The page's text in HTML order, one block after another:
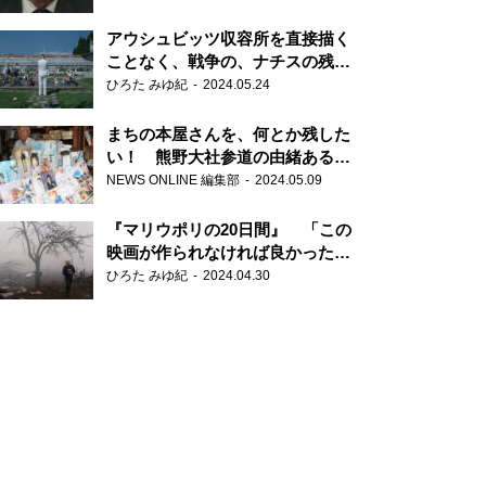
アウシュビッツ収容所を直接描く
ことなく、戦争の、ナチスの残虐
さが見える映画 『関心領域』
ひろた みゆ紀 2024.05.24
まちの本屋さんを、何とか残した
い！ 熊野大社参道の由緒ある書
店・三代目の強い思い
NEWS ONLINE 編集部 2024.05.09
『マリウポリの20日間』 「この
映画が作られなければ良かった」
と語る監督
ひろた みゆ紀 2024.04.30